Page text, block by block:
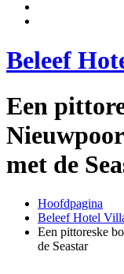
Beleef
Een pittoreske boottocht van
met de
Hoofdpagina
Beleef Hotel
Een pittoreske
de Seastar